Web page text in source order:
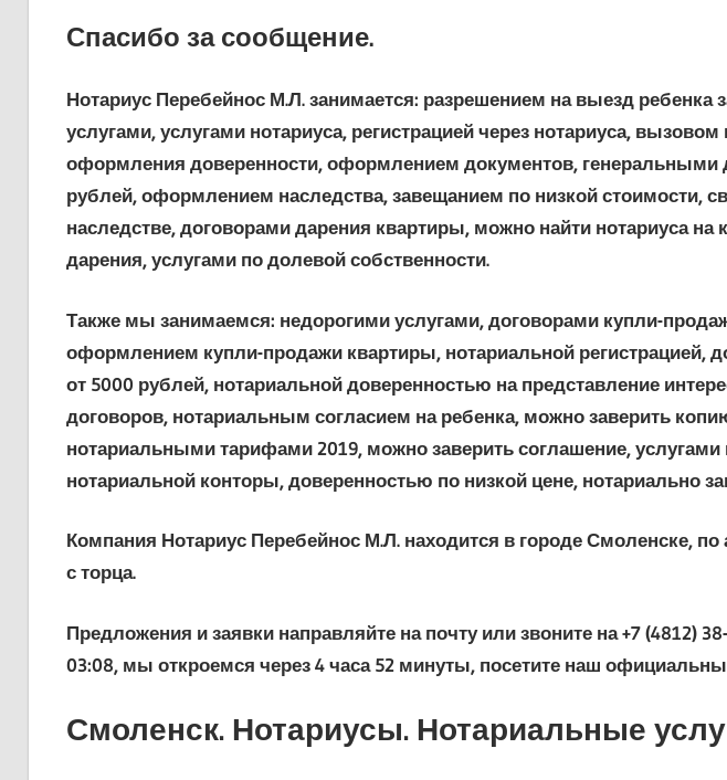
Спасибо за сообщение.
Нотариус Перебейнос М.Л. занимается: разрешением на выезд ребенка
услугами, услугами нотариуса, регистрацией через нотариуса,
оформления доверенности, оформлением документов, генеральными
рублей, оформлением наследства, завещанием по низкой стоимости,
наследстве, договорами дарения квартиры, можно найти нотариуса
дарения, услугами по долевой собственности.
Также мы занимаемся: недорогими услугами, договорами купли-
оформлением купли-продажи квартиры, нотариальной регистрацией,
от 5000 рублей, нотариальной доверенностью на представление
договоров, нотариальным согласием на ребенка, можно заверить
нотариальными тарифами 2019, можно заверить соглашение, услугами
нотариальной конторы, доверенностью по низкой цене, нотариально
Компания Нотариус Перебейнос М.Л. находится в городе Смоленске, по
с торца.
Предложения и заявки направляйте на почту или звоните на +7 (4812)
03:08, мы откроемся через 4 часа 52 минуты, посетите наш
Смоленск. Нотариусы. Нотариальные